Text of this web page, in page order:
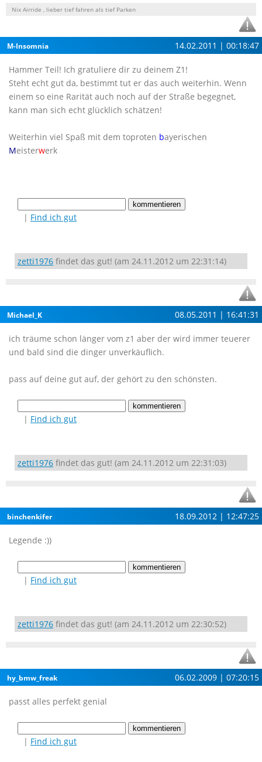
Nix Airride , lieber tief fahren als tief Parken
M-Insomnia 14.02.2011 | 00:18:47
Hammer Teil! Ich gratuliere dir zu deinem Z1!
Steht echt gut da, bestimmt tut er das auch weiterhin. Wenn
einem so eine Rarität auch noch auf der Straße begegnet,
kann man sich echt glücklich schätzen!
Weiterhin viel Spaß mit dem toproten bayerischen
Meisterwerk
| Find ich gut
zetti1976 findet das gut! (am 24.11.2012 um 22:31:14)
Michael_K 08.05.2011 | 16:41:31
ich träume schon länger vom z1 aber der wird immer teuerer
und bald sind die dinger unverkäuflich.
pass auf deine gut auf, der gehört zu den schönsten.
| Find ich gut
zetti1976 findet das gut! (am 24.11.2012 um 22:31:03)
binchenkifer 18.09.2012 | 12:47:25
Legende :))
| Find ich gut
zetti1976 findet das gut! (am 24.11.2012 um 22:30:52)
hy_bmw_freak 06.02.2009 | 07:20:15
passt alles perfekt genial
| Find ich gut